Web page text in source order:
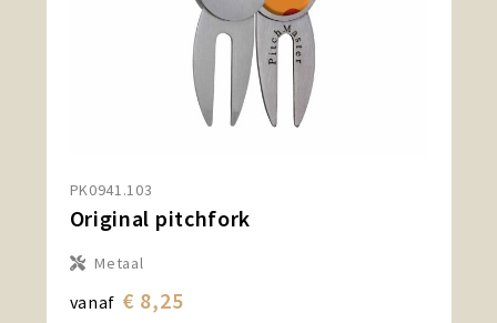
PK0941.103
Original pitchfork
Metaal
vanaf € 8,25